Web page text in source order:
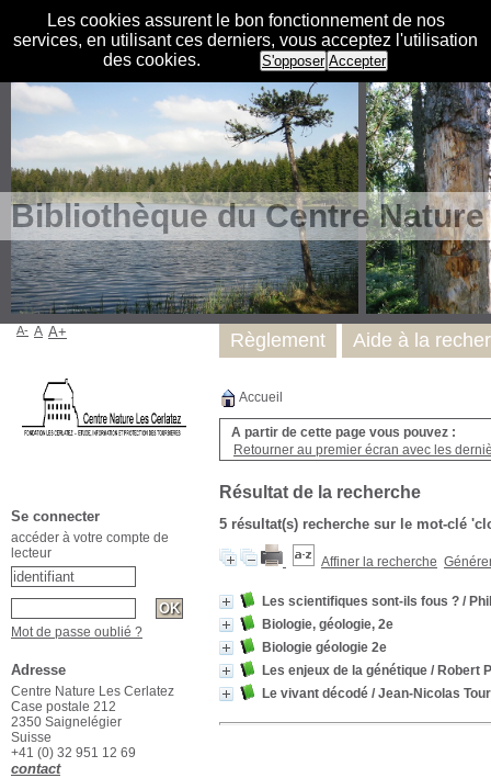
Les cookies assurent le bon fonctionnement de nos
services, en utilisant ces derniers, vous acceptez l'utilisation
des cookies.
S'opposer Accepter
Bibliothèque du Centre
Accueil
A partir de cette page vous pouvez :
Retourner au premier écran avec les
Résultat de la recherche
5 résultat(s) recherche sur le mot-clé
Affiner la recherche
Les scientifiques sont-ils fous ? /
Biologie, géologie, 2e
Biologie géologie 2e
Les enjeux de la génétique / Robert
Le vivant décodé / Jean-Nicolas
Règlement Aide à la
A- A A+
Se connecter
accéder à votre compte de
lecteur
Mot de passe oublié ?
Adresse
Centre Nature Les Cerlatez
Case postale 212
2350 Saignelégier
Suisse
+41 (0) 32 951 12 69
contact